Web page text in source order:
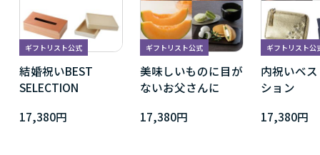
ギフトリスト公式
結婚祝いBEST
SELECTION
17,380円
ギフトリスト公式
美味しいものに目が
ないお父さんに
17,380円
ギフトリスト公
内祝いベ
ション
17,380円